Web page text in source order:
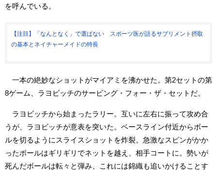
を呼んでいる。
【注目】「なんとなく」で選ばない スポーツ医が語るサプリメント摂取
の基本とネイチャーメイドの特長
一本の絶妙なショットがマイアミを沸かせた。第2セットの第
8ゲーム、ラヨビッチのサービング・フォー・ザ・セットだ。
ラヨビッチから始まったラリー。互いに左右に振って攻め合
うが、ラヨビッチが意表を突いた。ベースライン付近からボー
ルを切るようにスライスショットを炸裂。急激なスピンがかか
ったボールはギリギリでネットを越え、相手コートに。勢いが
死んだボールは転々と弾み、これには錦織も追いかけることす